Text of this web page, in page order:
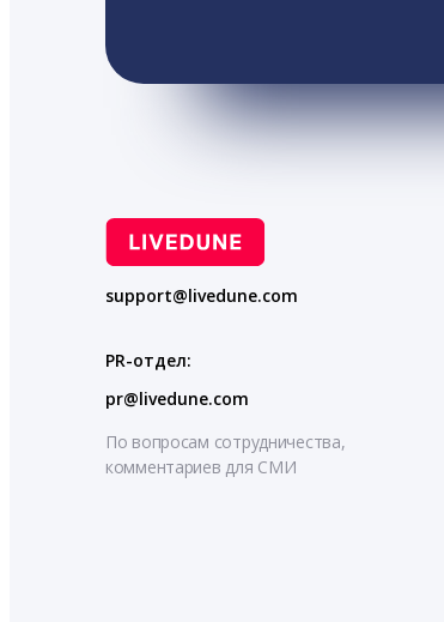
support@livedune.com
PR-отдел:
pr@livedune.com
По вопросам сотрудничества,
комментариев для СМИ